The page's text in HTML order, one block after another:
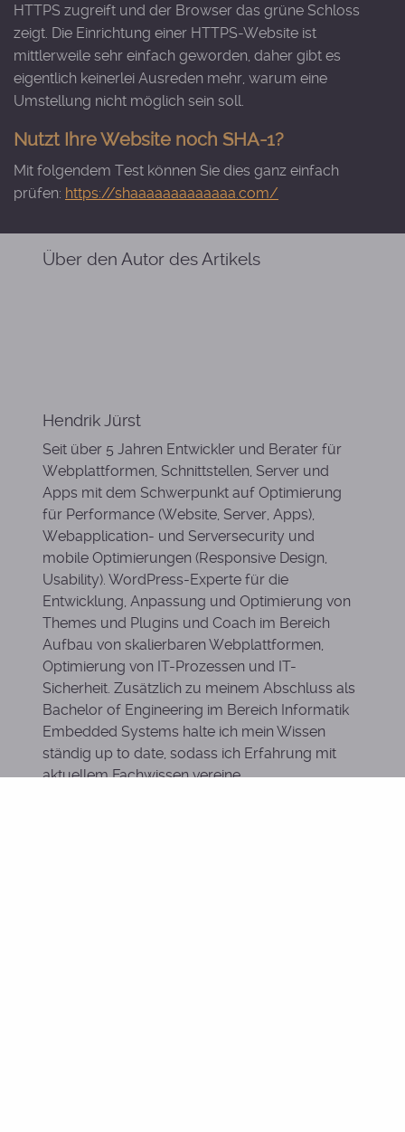
HTTPS zugreift und der Browser das grüne Schloss
zeigt. Die Einrichtung einer HTTPS-Website ist
mittlerweile sehr einfach geworden, daher gibt es
eigentlich keinerlei Ausreden mehr, warum eine
Umstellung nicht möglich sein soll.
Nutzt Ihre Website noch SHA-1?
Mit folgendem Test können Sie dies ganz einfach
prüfen: https://shaaaaaaaaaaaaa.com/
Über den Autor des Artikels
Hendrik Jürst
Seit über 5 Jahren Entwickler und Berater für
Webplattformen, Schnittstellen, Server und
Apps mit dem Schwerpunkt auf Optimierung
für Performance (Website, Server, Apps),
Webapplication- und Serversecurity und
mobile Optimierungen (Responsive Design,
Usability). WordPress-Experte für die
Entwicklung, Anpassung und Optimierung von
Themes und Plugins und Coach im Bereich
Aufbau von skalierbaren Webplattformen,
Optimierung von IT-Prozessen und IT-
Sicherheit. Zusätzlich zu meinem Abschluss als
Bachelor of Engineering im Bereich Informatik
Embedded Systems halte ich mein Wissen
ständig up to date, sodass ich Erfahrung mit
aktuellem Fachwissen vereine.